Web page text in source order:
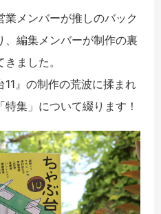
業メンバーが推しのバック
編集メンバーが制作の裏
ました。
』の制作の荒波に揉まれ
集」について綴ります！